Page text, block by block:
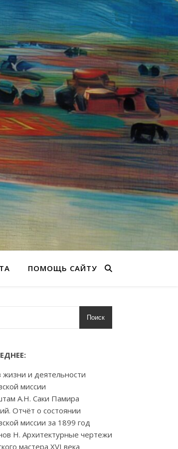
ПОМОЩЬ САЙТУ
Поиск
жизни и деятельности
миссии
А.Н. Саки Памира
Отчёт о состоянии
миссии за 1899 год
Н. Архитектурные чертежи
мастера XVI века